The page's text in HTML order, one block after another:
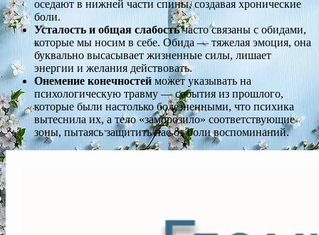
оседают в нижней части спины, создавая хронические
боли.
Усталость и общая слабостьчасто связаны с обидами,
которые мы носим в себе. Обида — тяжелая эмоция, она
буквально высасывает жизненные силы, лишает
энергии и желания действовать.
Онемение конечностей может указывать на
психологическую травму — события из прошлого,
которые были настолько болезненными, что психика
вытеснила их, а тело «заморозило» соответствующие
зоны, пытаясь защитить нас от боли воспоминаний.